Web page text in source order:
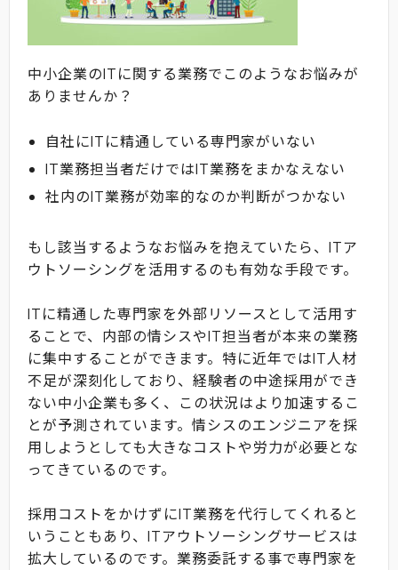
中小企業のITに関する業務でこのようなお悩みが
ありませんか？
自社にITに精通している専門家がいない
IT業務担当者だけではIT業務をまかなえない
社内のIT業務が効率的なのか判断がつかない
もし該当するようなお悩みを抱えていたら、ITア
ウトソーシングを活用するのも有効な手段です。
ITに精通した専門家を外部リソースとして活用す
ることで、内部の情シスやIT担当者が本来の業務
に集中することができます。特に近年ではIT人材
不足が深刻化しており、経験者の中途採用ができ
ない中小企業も多く、この状況はより加速するこ
とが予測されています。情シスのエンジニアを採
用しようとしても大きなコストや労力が必要とな
ってきているのです。
採用コストをかけずにIT業務を代行してくれると
いうこともあり、ITアウトソーシングサービスは
拡大しているのです。業務委託する事で専門家を